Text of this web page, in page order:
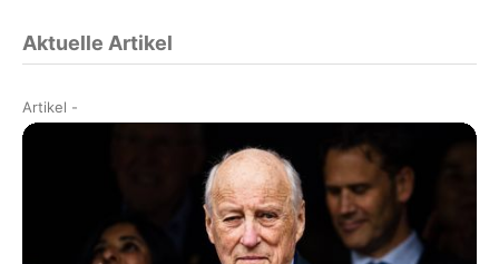
Aktuelle Artikel
Artikel -